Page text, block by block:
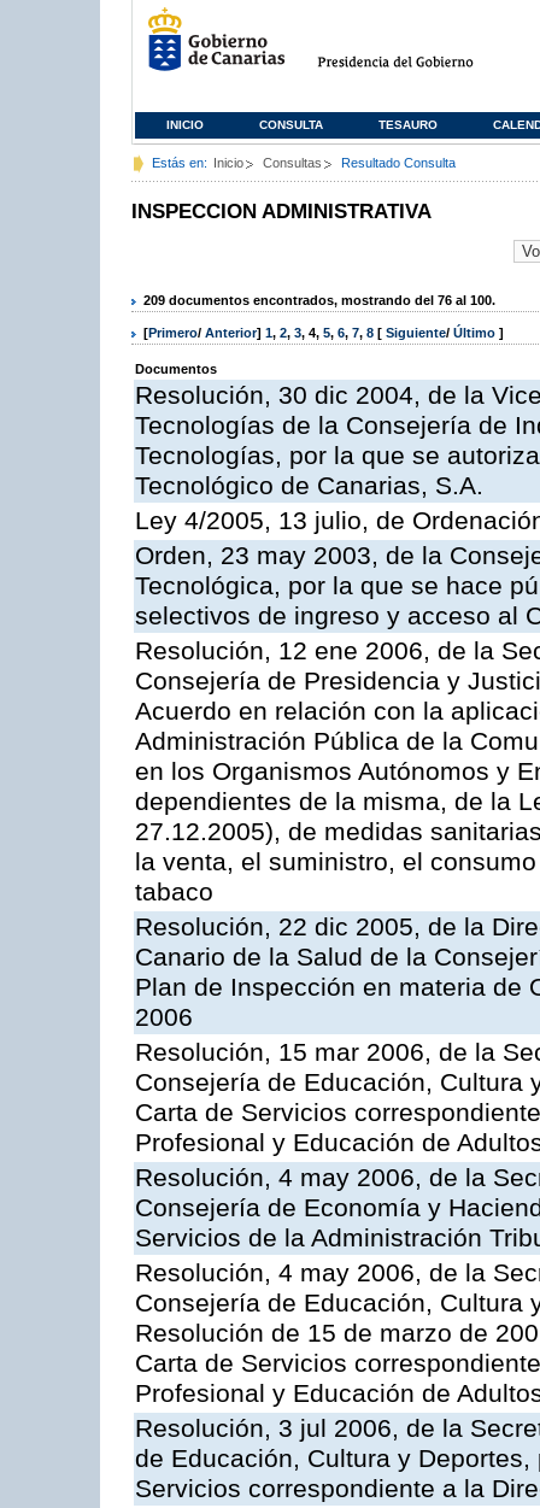
INICIO CONSULTA TESAURO
Estás en: Inicio Consultas Resultado Consulta
INSPECCION ADMINISTRATIVA
209 documentos encontrados, mostrando del 76 al 100.
[Primero/ Anterior] 1, 2, 3, 4, 5, 6, 7, 8 [ Siguiente/ Último ]
Documentos
Resolución, 30 dic 2004, de la
Tecnologías de la Consejería de
Tecnologías, por la que se
Tecnológico de Canarias, S.A.
Ley 4/2005, 13 julio, de
Orden, 23 may 2003, de la
Tecnológica, por la que se hace
selectivos de ingreso y acceso al
Resolución, 12 ene 2006, de la
Consejería de Presidencia y
Acuerdo en relación con la
Administración Pública de la
en los Organismos Autónomos y
dependientes de la misma, de la
27.12.2005), de medidas
la venta, el suministro, el
tabaco
Resolución, 22 dic 2005, de la
Canario de la Salud de la
Plan de Inspección en materia de
2006
Resolución, 15 mar 2006, de la
Consejería de Educación, Cultura
Carta de Servicios
Profesional y Educación de
Resolución, 4 may 2006, de la
Consejería de Economía y
Servicios de la Administración
Resolución, 4 may 2006, de la
Consejería de Educación, Cultura
Resolución de 15 de marzo de
Carta de Servicios
Profesional y Educación de
Resolución, 3 jul 2006, de la
de Educación, Cultura y
Servicios correspondiente a la